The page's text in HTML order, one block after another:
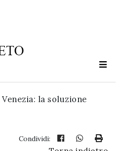
la soluzione
Condividi: